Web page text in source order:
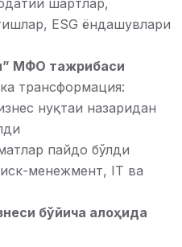
шартлар,
ESG ёндашувлари
МФО тажрибаси
трансформация:
нуқтаи назаридан
пайдо бўлди
менежмент, IT ва
бўйича алоҳида